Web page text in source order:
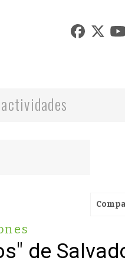
de